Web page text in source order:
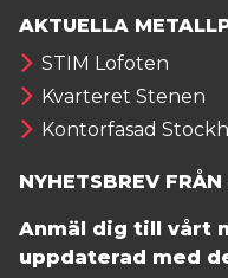
AKTUELLA
STIM Lofoten
Kvarteret Stenen
Kontorfasad
NYHETSBREV FRÅN
Anmäl dig till vårt
uppdaterad med